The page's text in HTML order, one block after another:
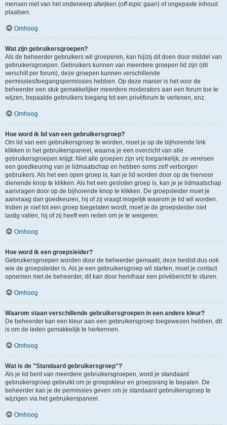
mensen niet van het onderwerp afwijken (off-topic gaan) of ongepaste inhoud
plaatsen.
Omhoog
Wat zijn gebruikersgroepen?
Als de beheerder gebruikers wil groeperen, kan hij/zij dit doen door middel van
gebruikersgroepen. Gebruikers kunnen van meerdere groepen lid zijn (dit
verschilt per forum), deze groepen kunnen verschillende
permissies/toegangspermissies hebben. Op deze manier is het voor de
beheerder een stuk gemakkelijker meerdere moderators aan een forum toe te
wijzen, bepaalde gebruikers toegang tot een privéforum te verlenen, enz.
Omhoog
Hoe word ik lid van een gebruikersgroep?
Om lid van een gebruikersgroep te worden, moet je op de bijhorende link
klikken in het gebruikerspaneel, waarna je een overzicht van alle
gebruikersgroepen krijgt. Niet alle groepen zijn vrij toegankelijk, ze vereisen
een goedkeuring van je lidmaatschap en hebben soms zelf verborgen
gebruikers. Als het een open groep is, kan je lid worden door op de hiervoor
dienende knop te klikken. Als het een gesloten groep is, kan je je lidmaatschap
aanvragen door op de bijhorende knop te klikken. De groepsleider moet je
aanvraag dan goedkeuren, hij of zij vraagt mogelijk waarom je lid wil worden.
Indien je niet tot een groep toegelaten wordt, moet je de groepsleider niet
lastig vallen, hij of zij heeft een reden om je te weigeren.
Omhoog
Hoe word ik een groepsleider?
Gebruikersgroepen worden door de beheerder gemaakt, deze beslist dus ook
wie de groepsleider is. Als je een gebruikersgroep wil starten, moet je contact
opnemen met de beheerder, dit kan door hem/haar een privébericht te sturen.
Omhoog
Waarom staan verschillende gebruikersgroepen in een andere kleur?
De beheerder kan een kleur aan een gebruikersgroep toegewezen hebben, dit
is om de leden gemakkelijk te herkennen.
Omhoog
Wat is de "Standaard gebruikersgroep"?
Als je lid bent van meerdere gebruikersgroepen, word je standaard
gebruikersgroep gebruikt om je groepskleur en groepsrang te bepalen. De
beheerder kan je de permissies geven om je standaard gebruikersgroep te
wijzigen via het gebruikerspaneel.
Omhoog